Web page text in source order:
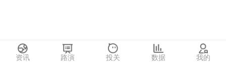
资讯 路演 投关 数据 我的